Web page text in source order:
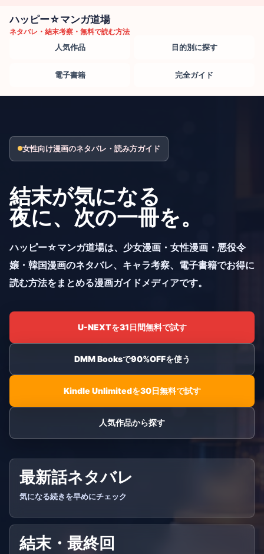
ハッピー☆マンガ道場
ネタバレ・結末考察・無料で読む方法
人気作品 目的別に探す
電子書籍 完全ガイド
女性向け漫画のネタバレ・読み方ガイド
結末が気になる
夜に、次の一冊を。
ハッピー☆マンガ道場は、少女漫画・女性漫画・悪役令
嬢・韓国漫画のネタバレ、キャラ考察、電子書籍でお得に
読む方法をまとめる漫画ガイドメディアです。
U-NEXTを31日間無料で試す
DMM Booksで90%OFFを使う
Kindle Unlimitedを30日無料で試す
人気作品から探す
最新話ネタバレ
気になる続きを早めにチェック
結末・最終回